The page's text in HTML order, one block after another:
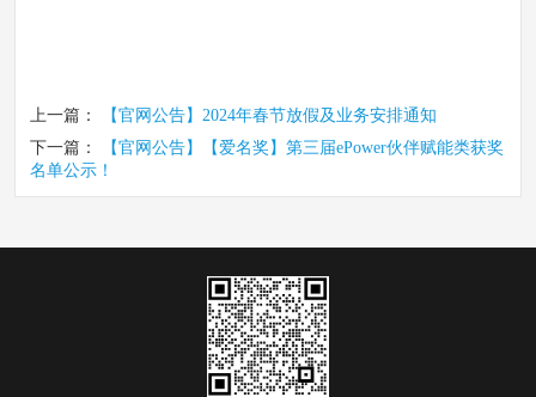
上一篇：
【官网公告】2024年春节放假及业务安排通知
下一篇：
【官网公告】【爱名奖】第三届ePower伙伴赋能类获奖
名单公示！